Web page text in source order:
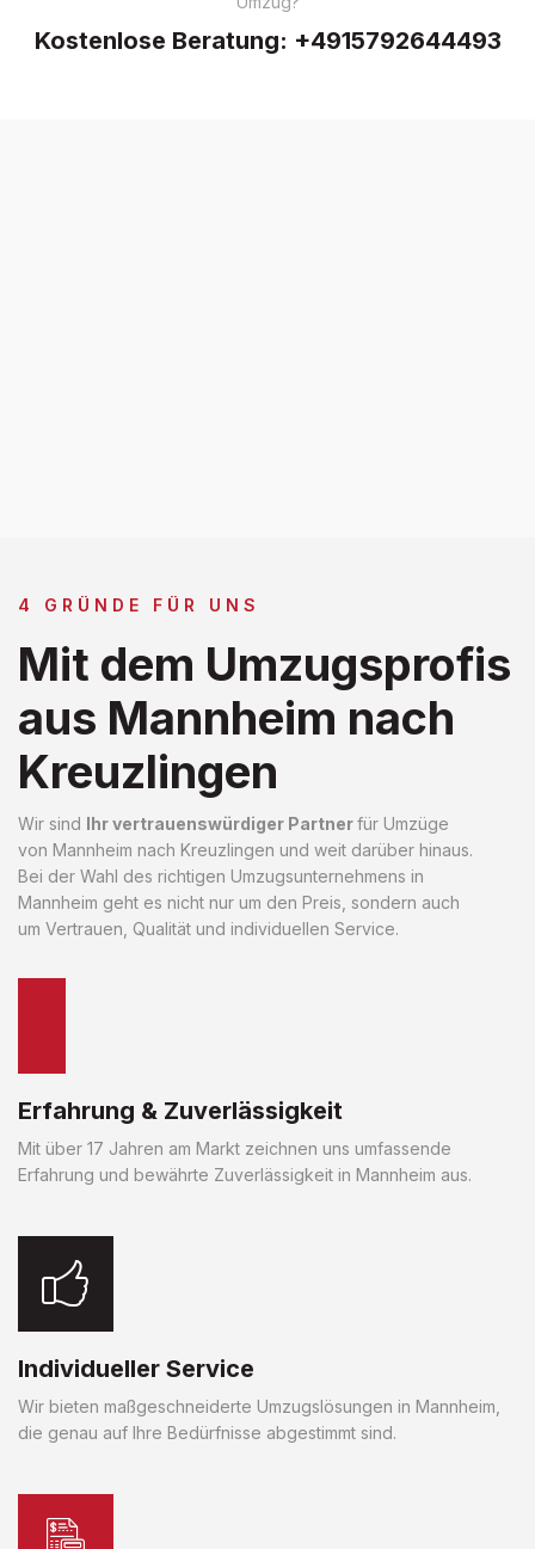
Kostenlose Beratung: +4915792644493
4 GRÜNDE FÜR UNS
Mit dem Umzugsprofis
aus Mannheim nach
Kreuzlingen
Wir sind Ihr vertrauenswürdiger Partnerfür Umzüge
von Mannheim nach Kreuzlingen und weit darüber hinaus.
Bei der Wahl des richtigen Umzugsunternehmens in
Mannheim geht es nicht nur um den Preis, sondern auch
um Vertrauen, Qualität und individuellen Service.
Erfahrung & Zuverlässigkeit
Mit über 17 Jahren am Markt zeichnen uns umfassende
Erfahrung und bewährte Zuverlässigkeit in Mannheim aus.
Individueller Service
Wir bieten maßgeschneiderte Umzugslösungen in Mannheim,
die genau auf Ihre Bedürfnisse abgestimmt sind.